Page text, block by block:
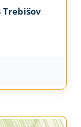
Trebišov